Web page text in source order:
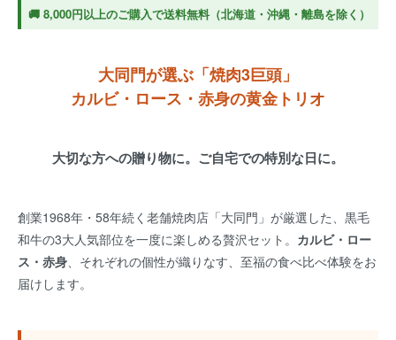
🚚 8,000円以上のご購入で送料無料（北海道・沖縄・離島を除く）
大同門が選ぶ「焼肉3巨頭」
カルビ・ロース・赤身の黄金トリオ
大切な方への贈り物に。ご自宅での特別な日に。
創業1968年・58年続く老舗焼肉店「大同門」が厳選した、黒毛
和牛の3大人気部位を一度に楽しめる贅沢セット。 カルビ・ロー
ス・赤身、それぞれの個性が織りなす、至福の食べ比べ体験をお
届けします。